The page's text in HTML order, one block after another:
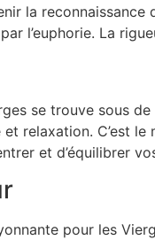
la reconnaissance
l’euphorie. La
se trouve sous
relaxation. C’est
et d’équilibrer
pour les